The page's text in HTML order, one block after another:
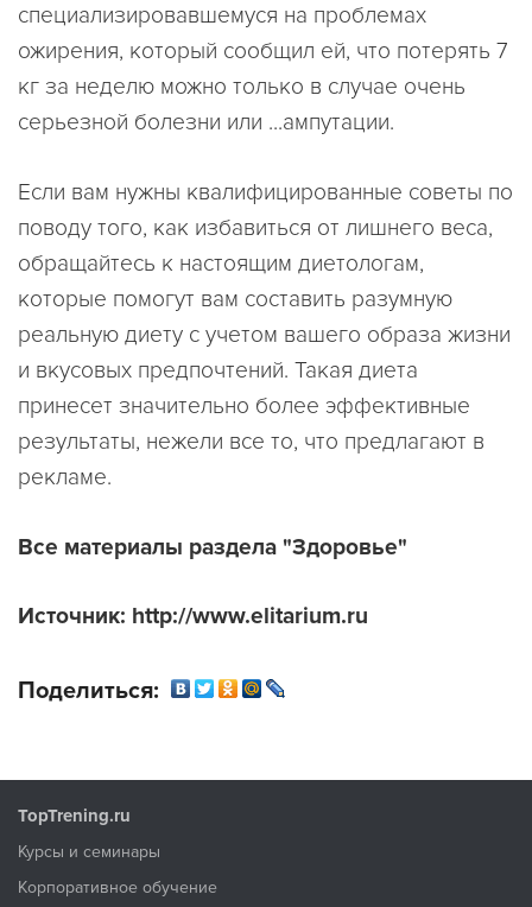
специализировавшемуся на проблемах
ожирения, который сообщил ей, что потерять 7
кг за неделю можно только в случае очень
серьезной болезни или ...ампутации.
Если вам нужны квалифицированные советы по
поводу того, как избавиться от лишнего веса,
обращайтесь к настоящим диетологам,
которые помогут вам составить разумную
реальную диету с учетом вашего образа жизни
и вкусовых предпочтений. Такая диета
принесет значительно более эффективные
результаты, нежели все то, что предлагают в
рекламе.
Все материалы раздела "Здоровье"
Источник: http://www.elitarium.ru
Поделиться:
TopTrening.ru
Курсы и семинары
Корпоративное обучение